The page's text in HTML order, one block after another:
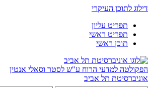
דילוג לתוכן העיקרי
תפריט עליון
תפריט ראשי
תוכן ראשי
הפקולטה למדעי הרוח ע"ש לסטר וסאלי אנטין
אוניברסיטת תל אביב